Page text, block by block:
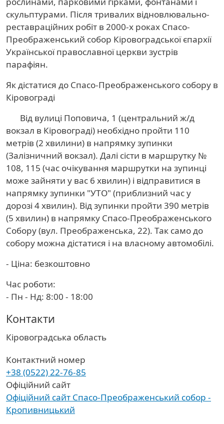
скульптурами. Після тривалих відновлювально-
реставраційних робіт в 2000-х роках Спасо-
Преображенський собор Кіровоградської єпархії
Української православної церкви зустрів
парафіян.
Як дістатися до Спасо-Преображенського собору в
Кіровограді
Від вулиці Поповича, 1 (центральний ж/д
вокзал в Кіровограді) необхідно пройти 110
метрів (2 хвилини) в напрямку зупинки
(Залізничний вокзал). Далі сісти в маршрутку №
108, 115 (час очікування маршрутки на зупинці
може зайняти у вас 6 хвилин) і відправитися в
напрямку зупинки "УТО" (приблизний час у
дорозі 4 хвилин). Від зупинки пройти 390 метрів
(5 хвилин) в напрямку Спасо-Преображенського
Собору (вул. Преображенська, 22). Так само до
собору можна дістатися і на власному автомобілі.
- Ціна: безкоштовно
Час роботи:
- Пн - Нд: 8:00 - 18:00
Контакти
Область
Кіровоградська область
Контактний номер
+38 (0522) 22-76-85
Офіційний сайт
Офіційний сайт Спасо-Преображенський собор -
Кропивницький